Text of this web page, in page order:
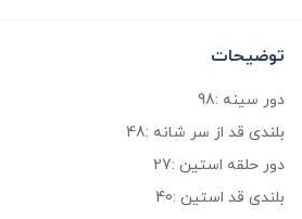
توضیحات
دور سینه :98
بلندی قد از سر شانه :48
دور حلقه استین :27
بلندی قد استین :40